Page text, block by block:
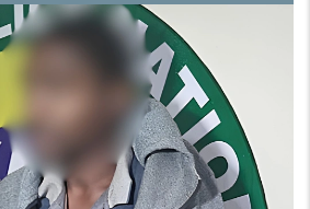
ai demandé de me donner son sac. Face à
qui était dissimulée dans mon